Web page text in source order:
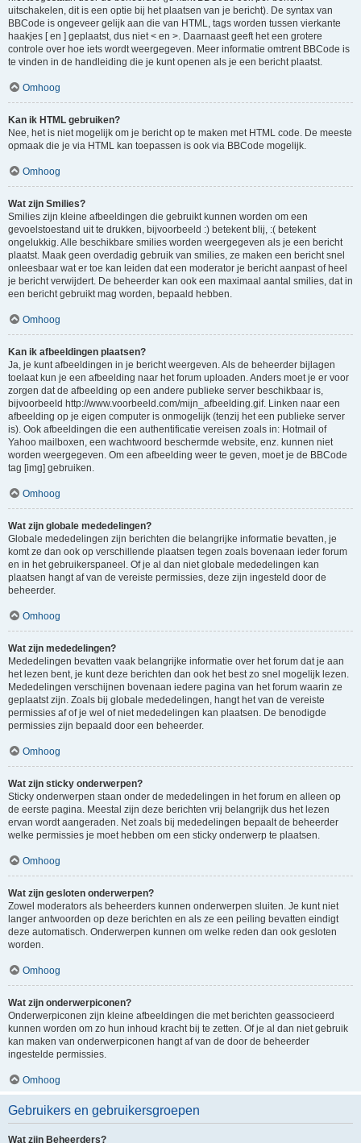
uitschakelen, dit is een optie bij het plaatsen van je bericht). De syntax van
BBCode is ongeveer gelijk aan die van HTML, tags worden tussen vierkante
haakjes [ en ] geplaatst, dus niet < en >. Daarnaast geeft het een grotere
controle over hoe iets wordt weergegeven. Meer informatie omtrent BBCode is
te vinden in de handleiding die je kunt openen als je een bericht plaatst.
Omhoog
Kan ik HTML gebruiken?
Nee, het is niet mogelijk om je bericht op te maken met HTML code. De meeste
opmaak die je via HTML kan toepassen is ook via BBCode mogelijk.
Omhoog
Wat zijn Smilies?
Smilies zijn kleine afbeeldingen die gebruikt kunnen worden om een
gevoelstoestand uit te drukken, bijvoorbeeld :) betekent blij, :( betekent
ongelukkig. Alle beschikbare smilies worden weergegeven als je een bericht
plaatst. Maak geen overdadig gebruik van smilies, ze maken een bericht snel
onleesbaar wat er toe kan leiden dat een moderator je bericht aanpast of heel
je bericht verwijdert. De beheerder kan ook een maximaal aantal smilies, dat in
een bericht gebruikt mag worden, bepaald hebben.
Omhoog
Kan ik afbeeldingen plaatsen?
Ja, je kunt afbeeldingen in je bericht weergeven. Als de beheerder bijlagen
toelaat kun je een afbeelding naar het forum uploaden. Anders moet je er voor
zorgen dat de afbeelding op een andere publieke server beschikbaar is,
bijvoorbeeld http://www.voorbeeld.com/mijn_afbeelding.gif. Linken naar een
afbeelding op je eigen computer is onmogelijk (tenzij het een publieke server
is). Ook afbeeldingen die een authentificatie vereisen zoals in: Hotmail of
Yahoo mailboxen, een wachtwoord beschermde website, enz. kunnen niet
worden weergegeven. Om een afbeelding weer te geven, moet je de BBCode
tag [img] gebruiken.
Omhoog
Wat zijn globale mededelingen?
Globale mededelingen zijn berichten die belangrijke informatie bevatten, je
komt ze dan ook op verschillende plaatsen tegen zoals bovenaan ieder forum
en in het gebruikerspaneel. Of je al dan niet globale mededelingen kan
plaatsen hangt af van de vereiste permissies, deze zijn ingesteld door de
beheerder.
Omhoog
Wat zijn mededelingen?
Mededelingen bevatten vaak belangrijke informatie over het forum dat je aan
het lezen bent, je kunt deze berichten dan ook het best zo snel mogelijk lezen.
Mededelingen verschijnen bovenaan iedere pagina van het forum waarin ze
geplaatst zijn. Zoals bij globale mededelingen, hangt het van de vereiste
permissies af of je wel of niet mededelingen kan plaatsen. De benodigde
permissies zijn bepaald door een beheerder.
Omhoog
Wat zijn sticky onderwerpen?
Sticky onderwerpen staan onder de mededelingen in het forum en alleen op
de eerste pagina. Meestal zijn deze berichten vrij belangrijk dus het lezen
ervan wordt aangeraden. Net zoals bij mededelingen bepaalt de beheerder
welke permissies je moet hebben om een sticky onderwerp te plaatsen.
Omhoog
Wat zijn gesloten onderwerpen?
Zowel moderators als beheerders kunnen onderwerpen sluiten. Je kunt niet
langer antwoorden op deze berichten en als ze een peiling bevatten eindigt
deze automatisch. Onderwerpen kunnen om welke reden dan ook gesloten
worden.
Omhoog
Wat zijn onderwerpiconen?
Onderwerpiconen zijn kleine afbeeldingen die met berichten geassocieerd
kunnen worden om zo hun inhoud kracht bij te zetten. Of je al dan niet gebruik
kan maken van onderwerpiconen hangt af van de door de beheerder
ingestelde permissies.
Omhoog
Gebruikers en gebruikersgroepen
Wat zijn Beheerders?